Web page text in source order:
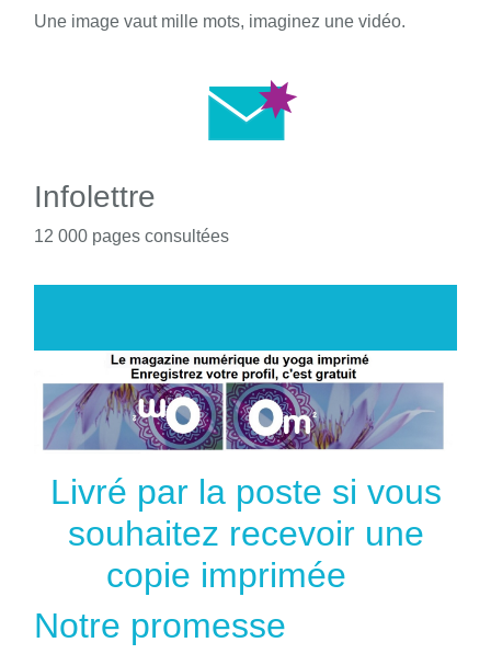
Une image vaut mille mots, imaginez une vidéo.
Infolettre
12 000 pages consultées
Livré par la poste si vous
souhaitez recevoir une
copie imprimée
Notre promesse